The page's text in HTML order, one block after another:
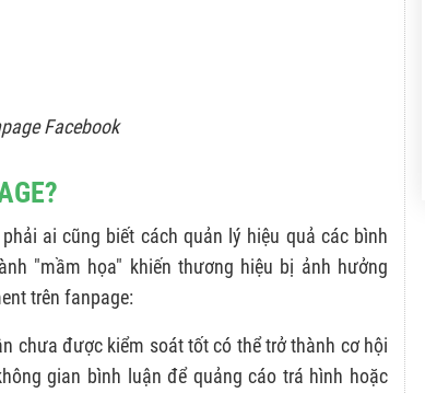
Facebook
ai cũng biết cách quản lý hiệu quả các bình
"mầm họa" khiến thương hiệu bị ảnh hưởng
trên fanpage:
chưa được kiểm soát tốt có thể trở thành cơ hội
gian bình luận để quảng cáo trá hình hoặc